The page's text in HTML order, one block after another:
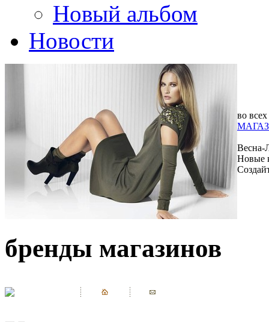
Новый альбом
Новости
во всех
Весна-
Новые
бренды магазинов